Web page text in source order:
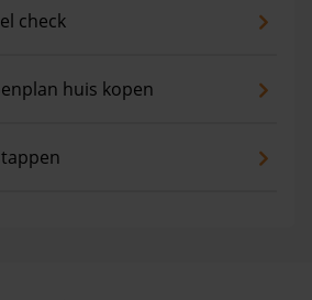
check
huis kopen